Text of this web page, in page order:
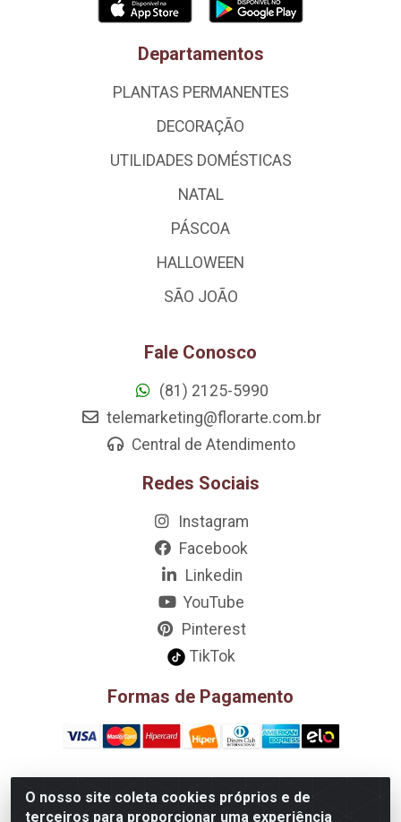
O nosso site coleta cookies próprios e de
terceiros para proporcionar uma experiência
Departamentos
PLANTAS PERMANENTES
DECORAÇÃO
UTILIDADES DOMÉSTICAS
NATAL
PÁSCOA
HALLOWEEN
SÃO JOÃO
Fale Conosco
(81) 2125-5990
telemarketing@florarte.com.br
Central de Atendimento
Redes Sociais
Instagram
Facebook
Linkedin
YouTube
Pinterest
TikTok
Formas de Pagamento
D&A Decoração e Ambientação LTDA - Rua Riachão, 807 –